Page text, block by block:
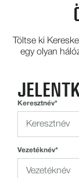
Töltse ki
egy olyan
Keresztnév*
Vezetéknév*